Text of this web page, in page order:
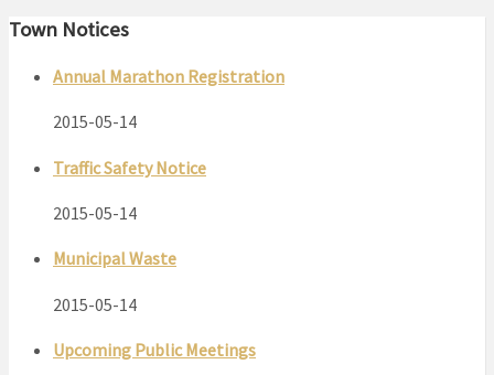
Town Notices
Annual Marathon Registration
2015-05-14
Traffic Safety Notice
2015-05-14
Municipal Waste
2015-05-14
Upcoming Public Meetings